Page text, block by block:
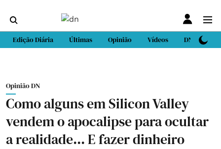
Edição Diária Últimas Opinião Vídeos DN Sport
Opinião DN
Como alguns em Silicon Valley
vendem o apocalipse para ocultar
a realidade... E fazer dinheiro